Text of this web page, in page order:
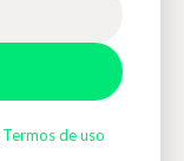
Termos de uso